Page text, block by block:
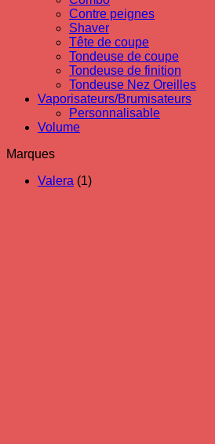
Contre peignes
Shaver
Tête de coupe
Tondeuse de coupe
Tondeuse de finition
Tondeuse Nez Oreilles
Vaporisateurs/Brumisateurs
Personnalisable
Volume
Marques
Valera (1)